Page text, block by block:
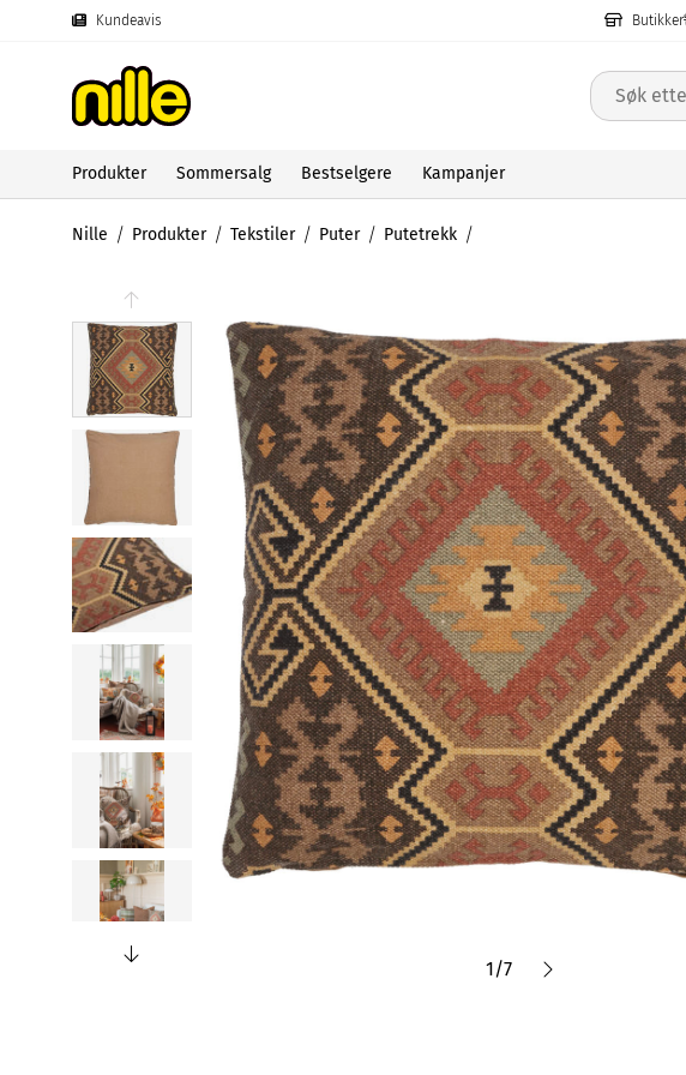
Kundeavis Butikker
Produkter Sommersalg Bestselgere Kampanjer
Nille Produkter Tekstiler Puter Putetrekk
1/7